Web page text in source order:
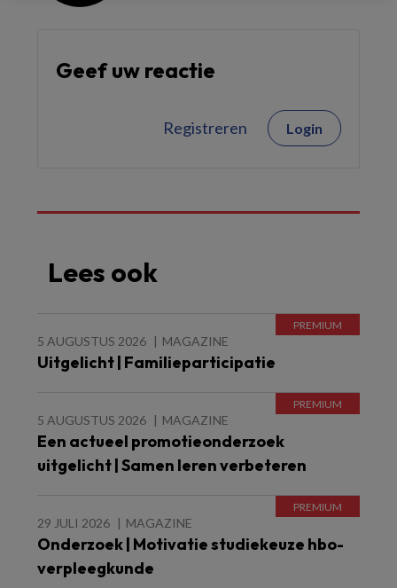
Geef uw reactie
Registreren Login
Lees ook
5 AUGUSTUS 2026 MAGAZINE
Uitgelicht | Familieparticipatie
5 AUGUSTUS 2026 MAGAZINE
Een actueel promotieonderzoek
uitgelicht | Samen leren verbeteren
29 JULI 2026 MAGAZINE
Onderzoek | Motivatie studiekeuze hbo-
verpleegkunde